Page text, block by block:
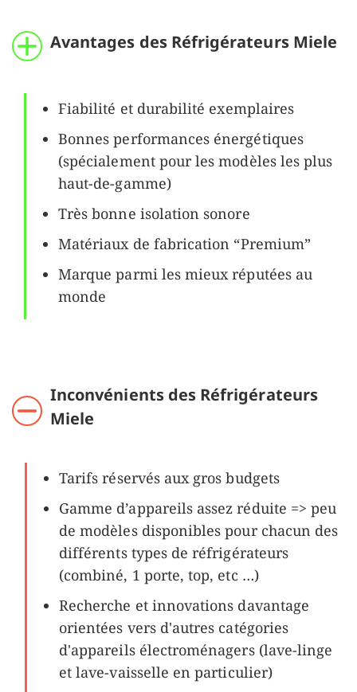
Avantages des Réfrigérateurs Miele
Fiabilité et durabilité exemplaires
Bonnes performances énergétiques
(spécialement pour les modèles les plus
haut-de-gamme)
Très bonne isolation sonore
Matériaux de fabrication “Premium”
Marque parmi les mieux réputées au
monde
Inconvénients des Réfrigérateurs
Miele
Tarifs réservés aux gros budgets
Gamme d’appareils assez réduite => peu
de modèles disponibles pour chacun des
différents types de réfrigérateurs
(combiné, 1 porte, top, etc …)
Recherche et innovations davantage
orientées vers d'autres catégories
d'appareils électroménagers (lave-linge
et lave-vaisselle en particulier)